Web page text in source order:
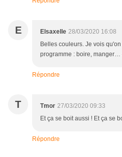
E Elsaxelle 28/03/2020 16:08
Belles couleurs. Je vois
programme : boire, manger…
Répondre
T Tmor 27/03/2020 09:33
Et ça se boit aussi ! Et ça se
Répondre